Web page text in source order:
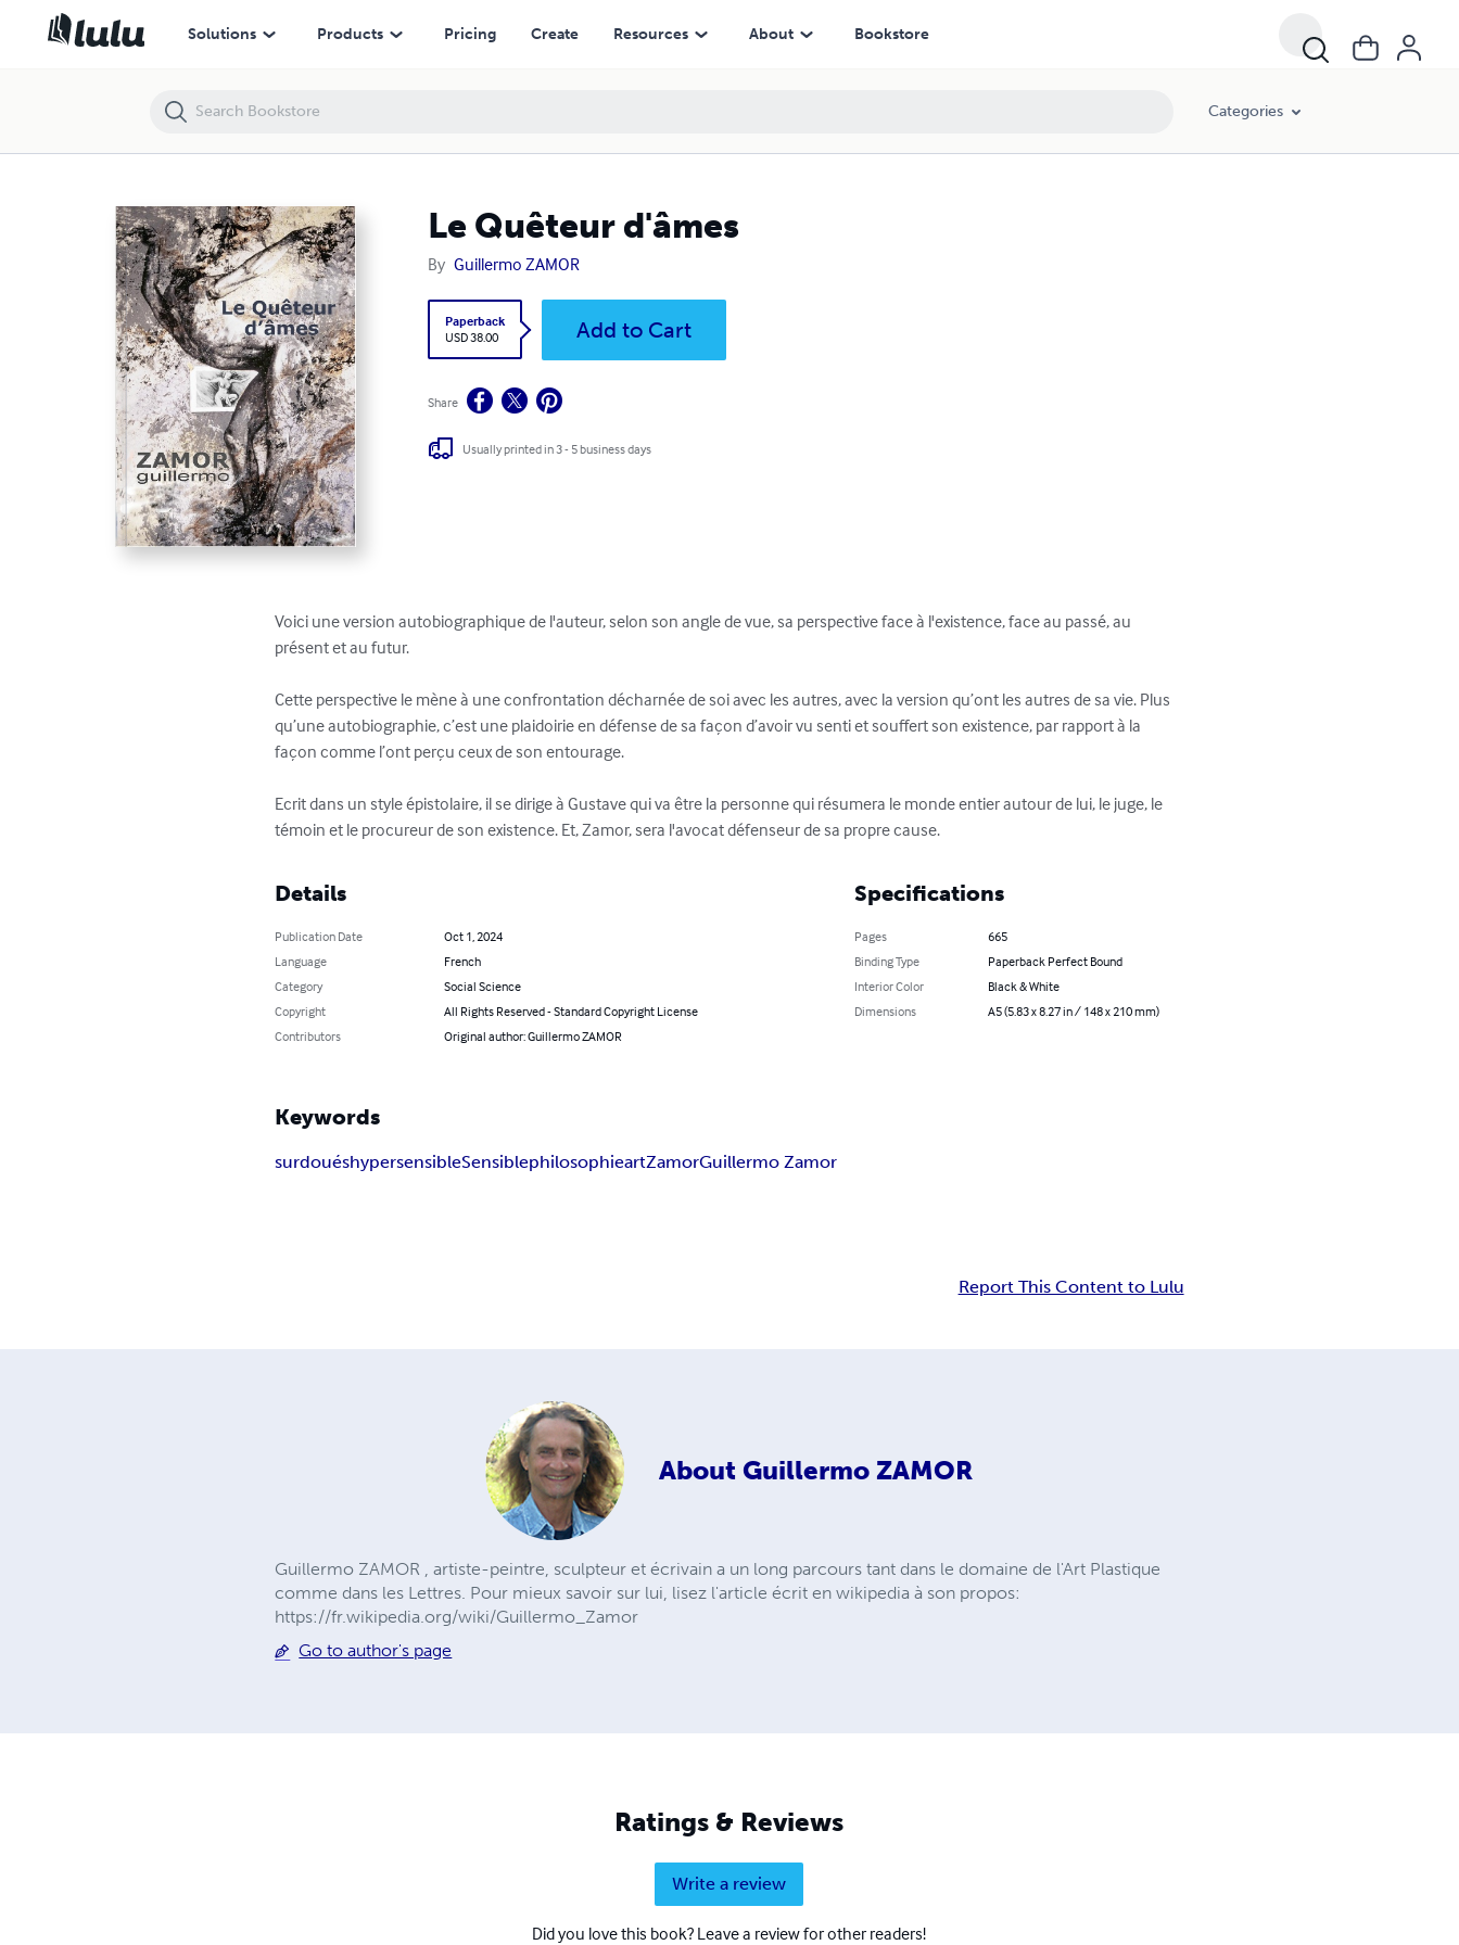
Solutions Products Pricing Create Resources About Bookstore
Categories
Le Quêteur d'âmes
By Guillermo ZAMOR
Paperback
USD 38.00
Add to Cart
Share
Usually printed in 3 - 5 business days
Voici une version autobiographique de l'auteur, selon son angle de vue, sa perspective face à l'existence, face au passé, au
présent et au futur.
Cette perspective le mène à une confrontation décharnée de soi avec les autres, avec la version qu’ont les autres de sa vie. Plus
qu’une autobiographie, c’est une plaidoirie en défense de sa façon d’avoir vu senti et souffert son existence, par rapport à la
façon comme l’ont perçu ceux de son entourage.
Ecrit dans un style épistolaire, il se dirige à Gustave qui va être la personne qui résumera le monde entier autour de lui, le juge, le
témoin et le procureur de son existence. Et, Zamor, sera l'avocat défenseur de sa propre cause.
Details
Publication Date
Oct 1, 2024
Language
French
Category
Social Science
Copyright
All Rights Reserved - Standard Copyright License
Contributors
Original author: Guillermo ZAMOR
Specifications
Pages
665
Binding Type
Paperback Perfect Bound
Interior Color
Black & White
Dimensions
A5 (5.83 x 8.27 in / 148 x 210 mm)
Keywords
surdouéshypersensibleSensiblephilosophieartZamorGuillermo Zamor
Report This Content to Lulu
About Guillermo ZAMOR
Guillermo ZAMOR , artiste-peintre, sculpteur et écrivain a un long parcours tant dans le domaine de l'Art Plastique
comme dans les Lettres. Pour mieux savoir sur lui, lisez l'article écrit en wikipedia à son propos:
https://fr.wikipedia.org/wiki/Guillermo_Zamor
Go to author's page
Ratings & Reviews
Write a review
Did you love this book? Leave a review for other readers!
Le Quêteur d'âmes